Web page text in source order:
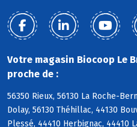
Votre magasin Biocoop Le
proche de :
56350 Rieux, 56130 La Roche-
Dolay, 56130 Théhillac, 44130
Plessé, 44410 Herbignac, 44410